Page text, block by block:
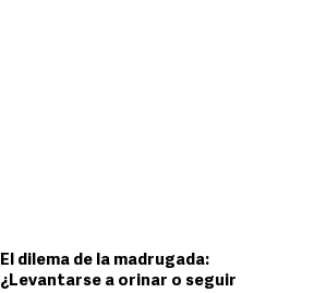
El dilema de la madrugada:
¿Levantarse a orinar o seguir